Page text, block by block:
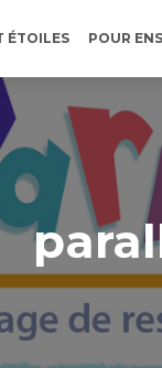
ÉTOILES POUR